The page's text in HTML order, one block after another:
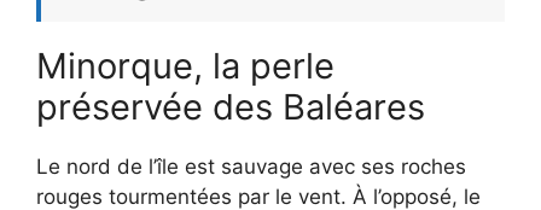
Minorque, la perle
préservée des Baléares
Le nord de l’île est sauvage avec ses roches
rouges tourmentées par le vent. À l’opposé, le